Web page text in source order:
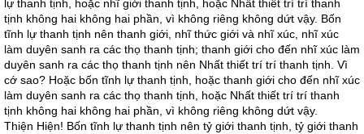
lự thanh tịnh, hoặc nhĩ giới thanh tịnh, hoặc Nhất thiết trí trí thanh
tịnh không hai không hai phần, vì không riêng không dứt vậy. Bốn
tĩnh lự thanh tịnh nên thanh giới, nhĩ thức giới và nhĩ xúc, nhĩ xúc
làm duyên sanh ra các thọ thanh tịnh; thanh giới cho đến nhĩ xúc làm
duyên sanh ra các thọ thanh tịnh nên Nhất thiết trí trí thanh tịnh. Vì
cớ sao? Hoặc bốn tĩnh lự thanh tịnh, hoặc thanh giới cho đến nhĩ xúc
làm duyên sanh ra các thọ thanh tịnh, hoặc Nhất thiết trí trí thanh
tịnh không hai không hai phần, vì không riêng không dứt vậy.
Thiện Hiện! Bốn tĩnh lự thanh tịnh nên tỷ giới thanh tịnh, tỷ giới thanh